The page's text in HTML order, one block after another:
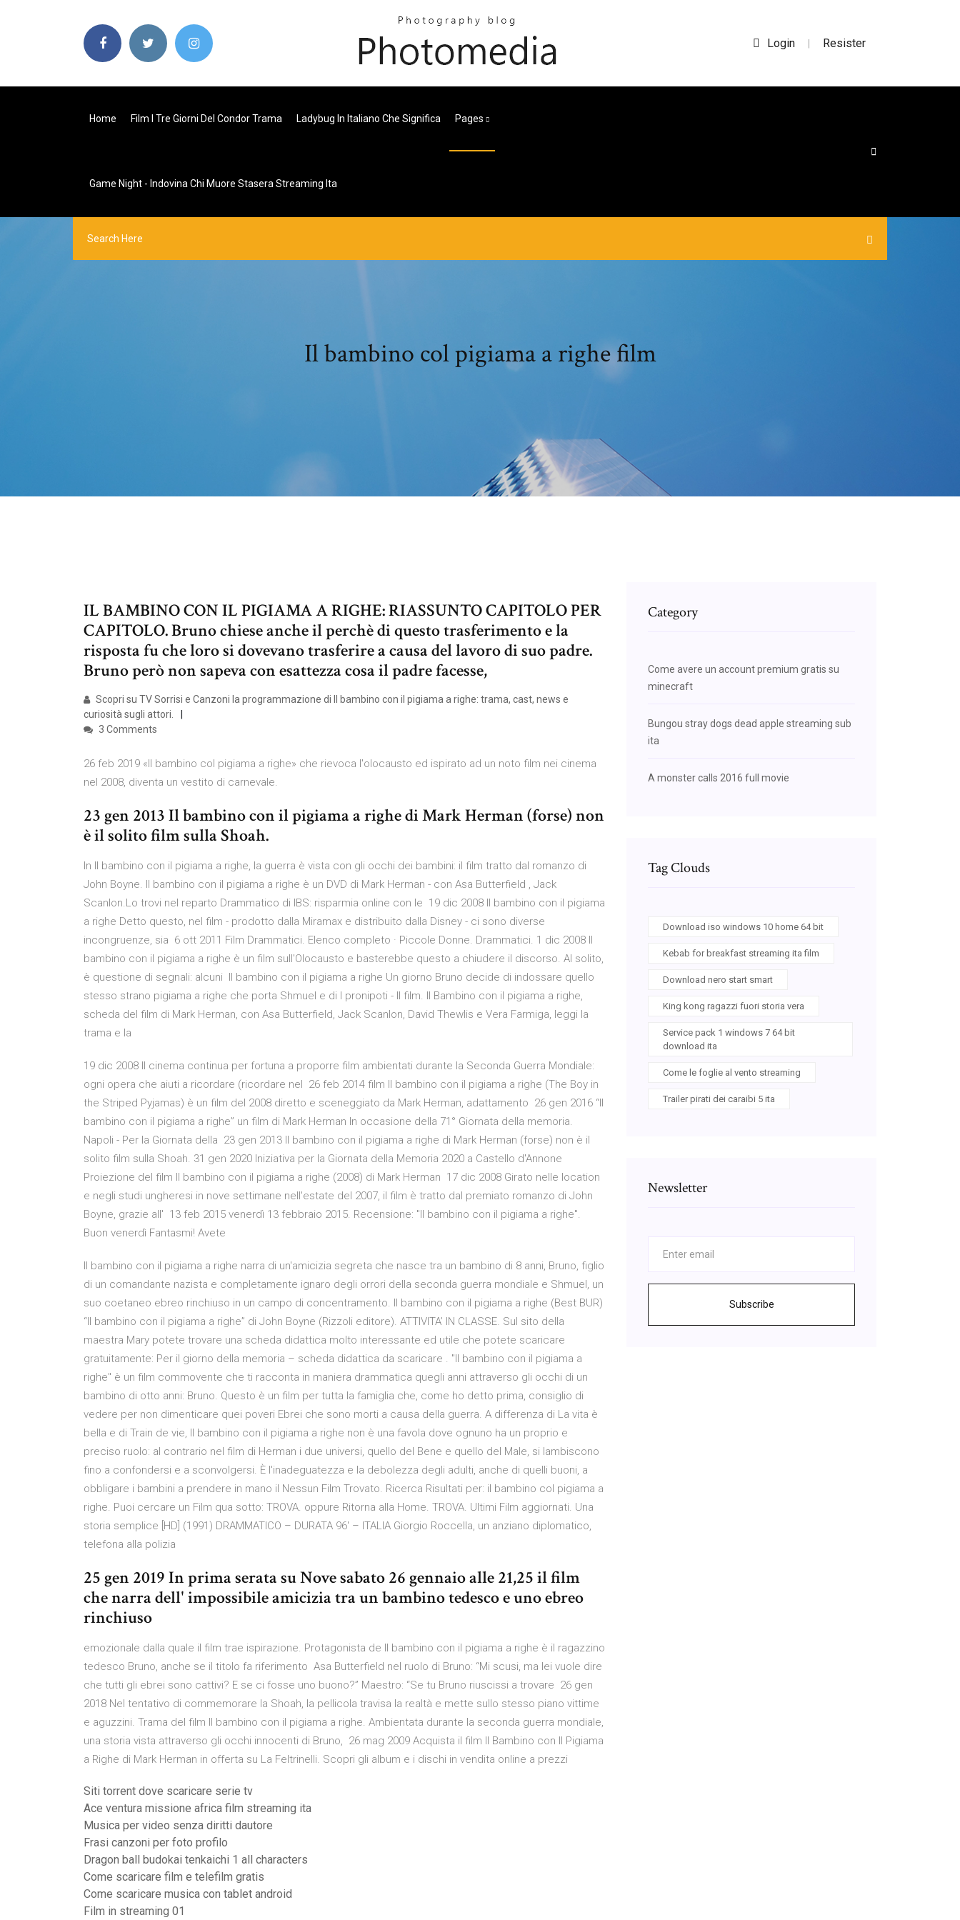
Login | Resister
Home Film I Tre Giorni Del Condor Trama Ladybug In Italiano Che Significa Pages
Game Night - Indovina Chi Muore Stasera Streaming Ita
Il bambino col pigiama a righe film
IL BAMBINO CON IL PIGIAMA A RIGHE: RIASSUNTO CAPITOLO PER
CAPITOLO. Bruno chiese anche il perchè di questo trasferimento e la
risposta fu che loro si dovevano trasferire a causa del lavoro di suo padre.
Bruno però non sapeva con esattezza cosa il padre facesse,
Scopri su TV Sorrisi e Canzoni la programmazione di Il bambino con il pigiama a righe: trama, cast, news e
curiosità sugli attori.
3 Comments
26 feb 2019 «Il bambino col pigiama a righe» che rievoca l'olocausto ed ispirato ad un noto film nei cinema
nel 2008, diventa un vestito di carnevale.
23 gen 2013 Il bambino con il pigiama a righe di Mark Herman (forse) non
è il solito film sulla Shoah.
In Il bambino con il pigiama a righe, la guerra è vista con gli occhi dei bambini: il film tratto dal romanzo di
John Boyne. Il bambino con il pigiama a righe è un DVD di Mark Herman - con Asa Butterfield , Jack
Scanlon.Lo trovi nel reparto Drammatico di IBS: risparmia online con le 19 dic 2008 Il bambino con il pigiama
a righe Detto questo, nel film - prodotto dalla Miramax e distribuito dalla Disney - ci sono diverse
incongruenze, sia 6 ott 2011 Film Drammatici. Elenco completo · Piccole Donne. Drammatici. 1 dic 2008 Il
bambino con il pigiama a righe è un film sull'Olocausto e basterebbe questo a chiudere il discorso. Al solito,
è questione di segnali: alcuni Il bambino con il pigiama a righe Un giorno Bruno decide di indossare quello
stesso strano pigiama a righe che porta Shmuel e di I pronipoti - Il film. Il Bambino con il pigiama a righe,
scheda del film di Mark Herman, con Asa Butterfield, Jack Scanlon, David Thewlis e Vera Farmiga, leggi la
trama e la
19 dic 2008 Il cinema continua per fortuna a proporre film ambientati durante la Seconda Guerra Mondiale:
ogni opera che aiuti a ricordare (ricordare nel 26 feb 2014 film Il bambino con il pigiama a righe (The Boy in
the Striped Pyjamas) è un film del 2008 diretto e sceneggiato da Mark Herman, adattamento 26 gen 2016 “Il
bambino con il pigiama a righe” un film di Mark Herman In occasione della 71° Giornata della memoria.
Napoli - Per la Giornata della 23 gen 2013 Il bambino con il pigiama a righe di Mark Herman (forse) non è il
solito film sulla Shoah. 31 gen 2020 Iniziativa per la Giornata della Memoria 2020 a Castello d'Annone
Proiezione del film Il bambino con il pigiama a righe (2008) di Mark Herman 17 dic 2008 Girato nelle location
e negli studi ungheresi in nove settimane nell'estate del 2007, il film è tratto dal premiato romanzo di John
Boyne, grazie all' 13 feb 2015 venerdì 13 febbraio 2015. Recensione: "Il bambino con il pigiama a righe".
Buon venerdì Fantasmi! Avete
Il bambino con il pigiama a righe narra di un'amicizia segreta che nasce tra un bambino di 8 anni, Bruno, figlio
di un comandante nazista e completamente ignaro degli orrori della seconda guerra mondiale e Shmuel, un
suo coetaneo ebreo rinchiuso in un campo di concentramento. Il bambino con il pigiama a righe (Best BUR)
“Il bambino con il pigiama a righe” di John Boyne (Rizzoli editore). ATTIVITA’ IN CLASSE. Sul sito della
maestra Mary potete trovare una scheda didattica molto interessante ed utile che potete scaricare
gratuitamente: Per il giorno della memoria – scheda didattica da scaricare . "Il bambino con il pigiama a
righe" è un film commovente che ti racconta in maniera drammatica quegli anni attraverso gli occhi di un
bambino di otto anni: Bruno. Questo è un film per tutta la famiglia che, come ho detto prima, consiglio di
vedere per non dimenticare quei poveri Ebrei che sono morti a causa della guerra. A differenza di La vita è
bella e di Train de vie, Il bambino con il pigiama a righe non è una favola dove ognuno ha un proprio e
preciso ruolo: al contrario nel film di Herman i due universi, quello del Bene e quello del Male, si lambiscono
fino a confondersi e a sconvolgersi. È l'inadeguatezza e la debolezza degli adulti, anche di quelli buoni, a
obbligare i bambini a prendere in mano il Nessun Film Trovato. Ricerca Risultati per: il bambino col pigiama a
righe. Puoi cercare un Film qua sotto: TROVA. oppure Ritorna alla Home. TROVA. Ultimi Film aggiornati. Una
storia semplice [HD] (1991) DRAMMATICO – DURATA 96′ – ITALIA Giorgio Roccella, un anziano diplomatico,
telefona alla polizia
25 gen 2019 In prima serata su Nove sabato 26 gennaio alle 21,25 il film
che narra dell' impossibile amicizia tra un bambino tedesco e uno ebreo
rinchiuso
emozionale dalla quale il film trae ispirazione. Protagonista de Il bambino con il pigiama a righe è il ragazzino
tedesco Bruno, anche se il titolo fa riferimento Asa Butterfield nel ruolo di Bruno: “Mi scusi, ma lei vuole dire
che tutti gli ebrei sono cattivi? E se ci fosse uno buono?” Maestro: “Se tu Bruno riuscissi a trovare 26 gen
2018 Nel tentativo di commemorare la Shoah, la pellicola travisa la realtà e mette sullo stesso piano vittime
e aguzzini. Trama del film Il bambino con il pigiama a righe. Ambientata durante la seconda guerra mondiale,
una storia vista attraverso gli occhi innocenti di Bruno, 26 mag 2009 Acquista il film Il Bambino con Il Pigiama
a Righe di Mark Herman in offerta su La Feltrinelli. Scopri gli album e i dischi in vendita online a prezzi
Siti torrent dove scaricare serie tv
Ace ventura missione africa film streaming ita
Musica per video senza diritti dautore
Frasi canzoni per foto profilo
Dragon ball budokai tenkaichi 1 all characters
Come scaricare film e telefilm gratis
Come scaricare musica con tablet android
Film in streaming 01
Category
Come avere un account premium gratis su
minecraft
Bungou stray dogs dead apple streaming sub
ita
A monster calls 2016 full movie
Tag Clouds
Download iso windows 10 home 64 bit
Kebab for breakfast streaming ita film
Download nero start smart
King kong ragazzi fuori storia vera
Service pack 1 windows 7 64 bit
download ita
Come le foglie al vento streaming
Trailer pirati dei caraibi 5 ita
Newsletter
Subscribe